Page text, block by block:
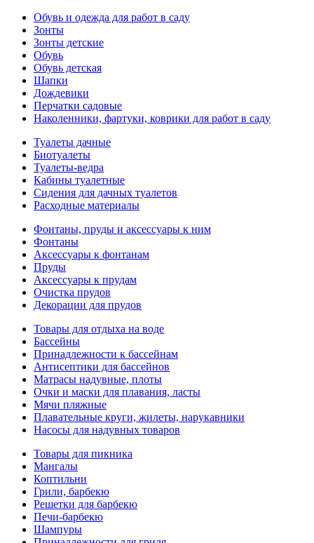
Обувь и одежда для работ в саду
Зонты
Зонты детские
Обувь
Обувь детская
Шапки
Дождевики
Перчатки садовые
Наколенники, фартуки, коврики для работ в саду
Туалеты дачные
Биотуалеты
Туалеты-ведра
Кабины туалетные
Сидения для дачных туалетов
Расходные материалы
Фонтаны, пруды и аксессуары к ним
Фонтаны
Аксессуары к фонтанам
Пруды
Аксессуары к прудам
Очистка прудов
Декорации для прудов
Товары для отдыха на воде
Бассейны
Принадлежности к бассейнам
Антисептики для бассейнов
Матраcы надувные, плоты
Очки и маски для плавания, ласты
Мячи пляжные
Плавательные круги, жилеты, нарукавники
Насосы для надувных товаров
Товары для пикника
Мангалы
Коптильни
Грили, барбекю
Решетки для барбекю
Печи-барбекю
Шампуры